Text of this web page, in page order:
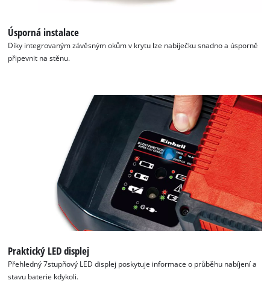
K načtení služby Google Maps
potřebujeme váš souhlas!
This content is not permitted to load due
to trackers that are not disclosed to the
visitor. The website owner needs to setup
the site with their CMP to add this content
to the list of technologies used.
Úsporná instalace
Díky integrovaným závěsným okům v krytu lze nabíječku snadno a úsporně
připevnit na stěnu.
Praktický LED displej
Přehledný 7stupňový LED displej poskytuje informace o průběhu nabíjení a
stavu baterie kdykoli.